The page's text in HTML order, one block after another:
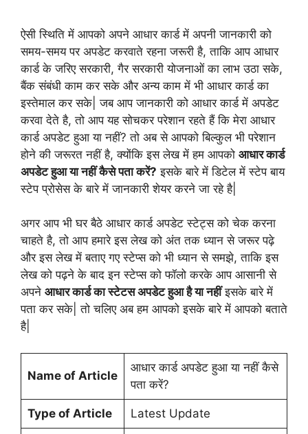
ऐसी स्थिति में आपको अपने आधार कार्ड में अपनी जानकारी को
समय-समय पर अपडेट करवाते रहना जरूरी है, ताकि आप आधार
कार्ड के जरिए सरकारी, गैर सरकारी योजनाओं का लाभ उठा सके,
बैंक संबंधी काम कर सके और अन्य काम में भी आधार कार्ड का
इस्तेमाल कर सके| जब आप जानकारी को आधार कार्ड में अपडेट
करवा देते है, तो आप यह सोचकर परेशान रहते हैं कि मेरा आधार
कार्ड अपडेट हुआ या नहीं? तो अब से आपको बिल्कुल भी परेशान
होने की जरूरत नहीं है, क्योंकि इस लेख में हम आपको आधार कार्ड
अपडेट हुआ या नहीं कैसे पता करें? इसके बारे में डिटेल में स्टेप बाय
स्टेप प्रोसेस के बारे में जानकारी शेयर करने जा रहे है|
अगर आप भी घर बैठे आधार कार्ड अपडेट स्टेट्स को चेक करना
चाहते है, तो आप हमारे इस लेख को अंत तक ध्यान से जरूर पढ़े
और इस लेख में बताए गए स्टेप्स को भी ध्यान से समझे, ताकि इस
लेख को पढ़ने के बाद इन स्टेप्स को फॉलो करके आप आसानी से
अपने आधार कार्ड का स्टेटस अपडेट हुआ है या नहींइसके बारे में
पता कर सके| तो चलिए अब हम आपको इसके बारे में आपको बताते
है|
Name of Article
आधार कार्ड अपडेट हुआ या नहीं कैसे
पता करें?
Type of Article Latest Update